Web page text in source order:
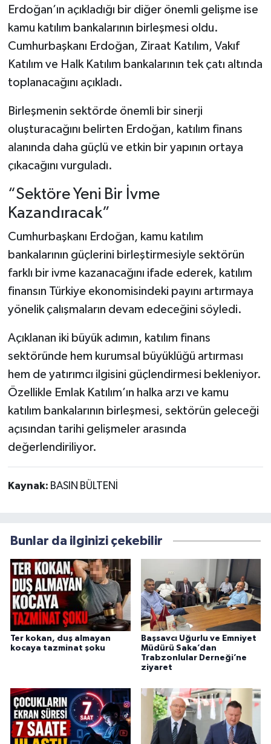
Erdoğan’ın açıkladığı bir diğer önemli gelişme ise
kamu katılım bankalarının birleşmesi oldu.
Cumhurbaşkanı Erdoğan, Ziraat Katılım, Vakıf
Katılım ve Halk Katılım bankalarının tek çatı altında
toplanacağını açıkladı.
Birleşmenin sektörde önemli bir sinerji
oluşturacağını belirten Erdoğan, katılım finans
alanında daha güçlü ve etkin bir yapının ortaya
çıkacağını vurguladı.
“Sektöre Yeni Bir İvme
Kazandıracak”
Cumhurbaşkanı Erdoğan, kamu katılım
bankalarının güçlerini birleştirmesiyle sektörün
farklı bir ivme kazanacağını ifade ederek, katılım
finansın Türkiye ekonomisindeki payını artırmaya
yönelik çalışmaların devam edeceğini söyledi.
Açıklanan iki büyük adımın, katılım finans
sektöründe hem kurumsal büyüklüğü artırması
hem de yatırımcı ilgisini güçlendirmesi bekleniyor.
Özellikle Emlak Katılım’ın halka arzı ve kamu
katılım bankalarının birleşmesi, sektörün geleceği
açısından tarihi gelişmeler arasında
değerlendiriliyor.
Kaynak: BASIN BÜLTENİ
Bunlar da ilginizi çekebilir
Ter kokan, duş almayan
kocaya tazminat şoku
Başsavcı Uğurlu ve Emniyet
Müdürü Saka’dan
Trabzonlular Derneği’ne
ziyaret